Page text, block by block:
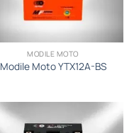
MODILE MOTO
Modile Moto YTX12A-BS